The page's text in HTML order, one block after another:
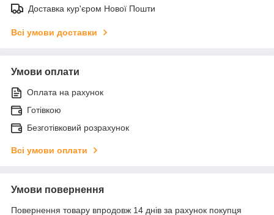
Доставка кур'єром Нової Пошти
Всі умови доставки
Умови оплати
Оплата на рахунок
Готівкою
Безготівковий розрахунок
Всі умови оплати
Умови повернення
Повернення товару впродовж 14 днів за рахунок покупця